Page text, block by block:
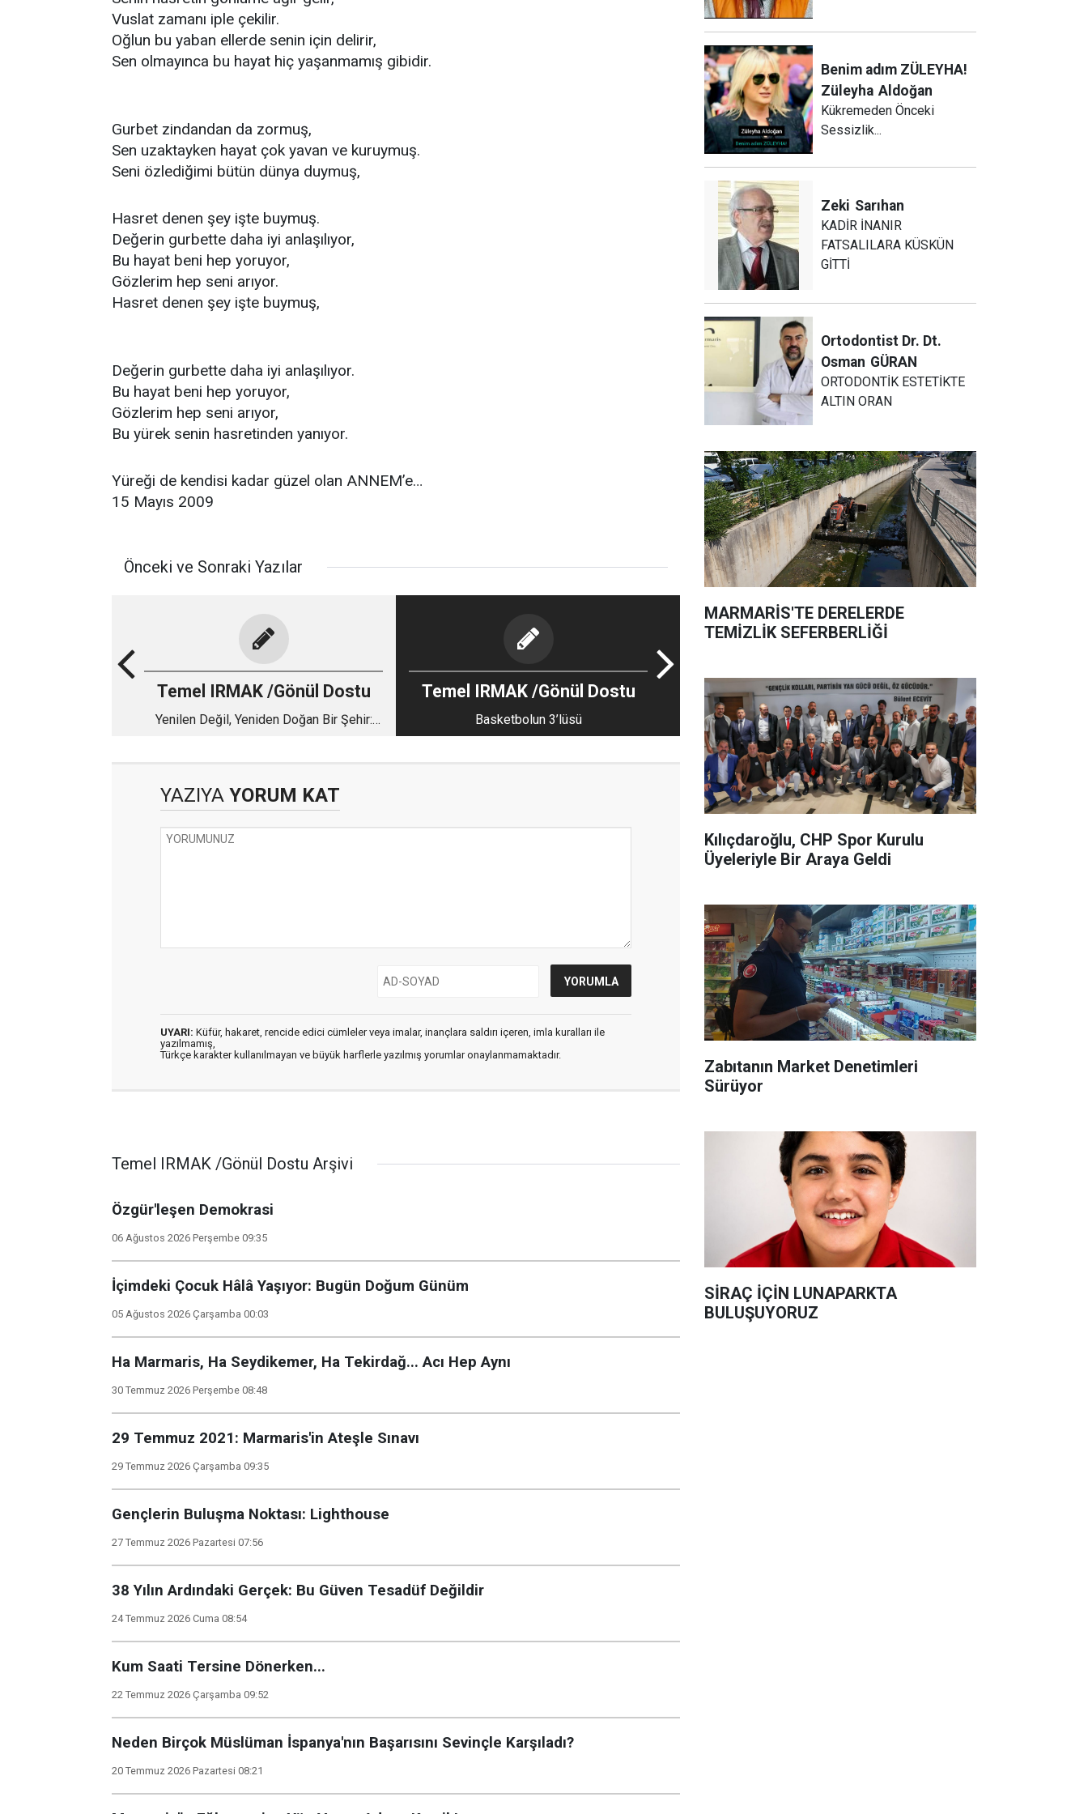
Vuslat zamanı iple çekilir.
Oğlun bu yaban ellerde senin için delirir,
Sen olmayınca bu hayat hiç yaşanmamış gibidir.
Gurbet zindandan da zormuş,
Sen uzaktayken hayat çok yavan ve kuruymuş.
Seni özlediğimi bütün dünya duymuş,
Hasret denen şey işte buymuş.
Değerin gurbette daha iyi anlaşılıyor,
Bu hayat beni hep yoruyor,
Gözlerim hep seni arıyor.
Hasret denen şey işte buymuş,
Değerin gurbette daha iyi anlaşılıyor.
Bu hayat beni hep yoruyor,
Gözlerim hep seni arıyor,
Bu yürek senin hasretinden yanıyor.
Yüreği de kendisi kadar güzel olan ANNEM’e…
15 Mayıs 2009
Önceki ve Sonraki Yazılar
Temel IRMAK /Gönül Dostu
Yenilen Değil, Yeniden Doğan Bir Şehir:
Temel IRMAK /Gönül Dostu
Basketbolun 3’lüsü
YAZIYA YORUM KAT
UYARI: Küfür, hakaret, rencide edici cümleler veya imalar, inançlara saldırı içeren, imla kuralları ile
yazılmamış,
Türkçe karakter kullanılmayan ve büyük harflerle yazılmış yorumlar onaylanmamaktadır.
Temel IRMAK /Gönül Dostu Arşivi
Özgür'leşen Demokrasi
06 Ağustos 2026 Perşembe 09:35
İçimdeki Çocuk Hâlâ Yaşıyor: Bugün Doğum Günüm
05 Ağustos 2026 Çarşamba 00:03
Ha Marmaris, Ha Seydikemer, Ha Tekirdağ... Acı Hep Aynı
30 Temmuz 2026 Perşembe 08:48
29 Temmuz 2021: Marmaris'in Ateşle Sınavı
29 Temmuz 2026 Çarşamba 09:35
Gençlerin Buluşma Noktası: Lighthouse
27 Temmuz 2026 Pazartesi 07:56
38 Yılın Ardındaki Gerçek: Bu Güven Tesadüf Değildir
24 Temmuz 2026 Cuma 08:54
Kum Saati Tersine Dönerken...
22 Temmuz 2026 Çarşamba 09:52
Neden Birçok Müslüman İspanya'nın Başarısını Sevinçle Karşıladı?
20 Temmuz 2026 Pazartesi 08:21
Benim adım ZÜLEYHA!
Züleyha Aldoğan
Kükremeden Önceki
Sessizlik...
Zeki Sarıhan
KADİR İNANIR
FATSALILARA KÜSKÜN
GİTTİ
Ortodontist Dr. Dt.
Osman GÜRAN
ORTODONTİK ESTETİKTE
ALTIN ORAN
MARMARİS'TE DERELERDE
TEMİZLİK SEFERBERLİĞİ
Kılıçdaroğlu, CHP Spor Kurulu
Üyeleriyle Bir Araya Geldi
Zabıtanın Market Denetimleri
Sürüyor
SİRAÇ İÇİN LUNAPARKTA
BULUŞUYORUZ